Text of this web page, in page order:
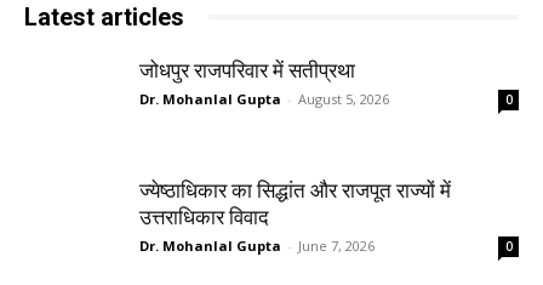
Latest articles
जोधपुर राजपरिवार में सतीप्रथा
Dr. Mohanlal Gupta - August 5, 2026 0
ज्येष्ठाधिकार का सिद्धांत और राजपूत राज्यों में
उत्तराधिकार विवाद
Dr. Mohanlal Gupta - June 7, 2026 0